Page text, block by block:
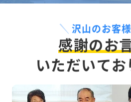
沢山のお客
感謝のお
いただいてお